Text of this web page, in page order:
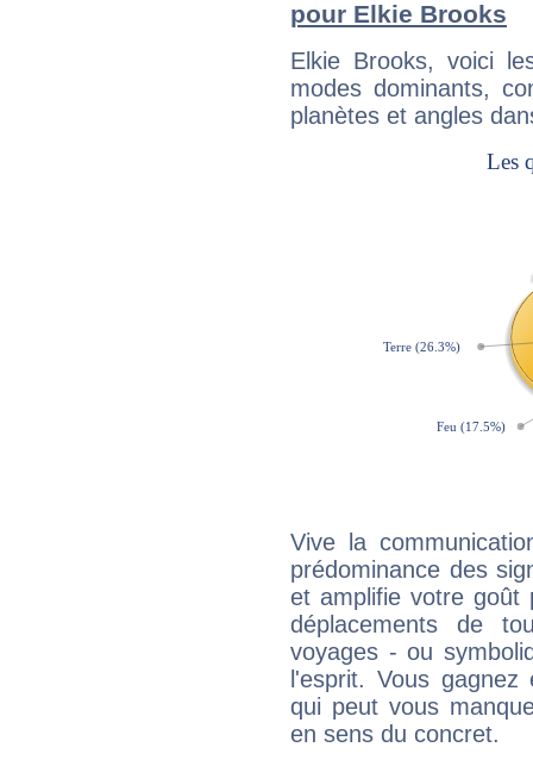
pour Elkie Brooks
Elkie Brooks, voici
modes dominants,
planètes et angles
Vive la
prédominance des
et amplifie votre goût
déplacements de
voyages - ou
l'esprit. Vous
qui peut vous
en sens du concret.